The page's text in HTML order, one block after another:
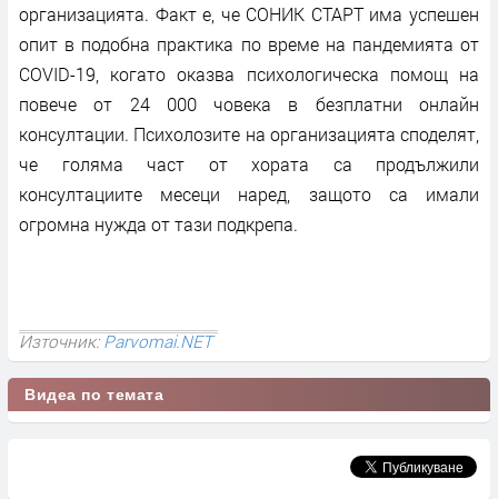
организацията. Факт е, че СОНИК СТАРТ има успешен
опит в подобна практика по време на пандемията от
COVID-19, когато оказва психологическа помощ на
повече от 24 000 човека в безплатни онлайн
консултации. Психолозите на организацията споделят,
че голяма част от хората са продължили
консултациите месеци наред, защото са имали
огромна нужда от тази подкрепа.
Източник:Parvomai.NET
Видеа по темата